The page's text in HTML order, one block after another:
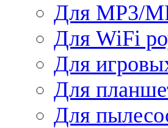
Для MP3/
Для WiFi
Для
Для
Для